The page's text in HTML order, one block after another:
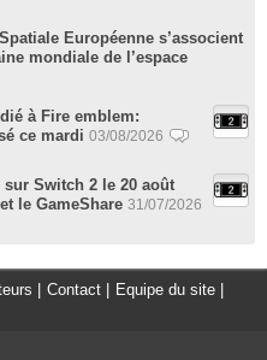
Européenne s’associent
mondiale de l’espace
à Fire emblem:
ce mardi 03/08/2026
Switch 2 le 20 août
le GameShare 31/07/2026
Contact Equipe du site